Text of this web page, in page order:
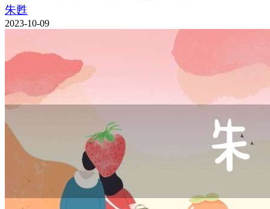
朱甦
2023-10-09